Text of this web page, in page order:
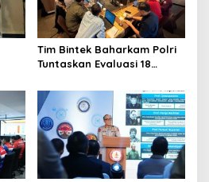
Tim Bintek Baharkam Polri
Tuntaskan Evaluasi 18
Pertamina Jabar